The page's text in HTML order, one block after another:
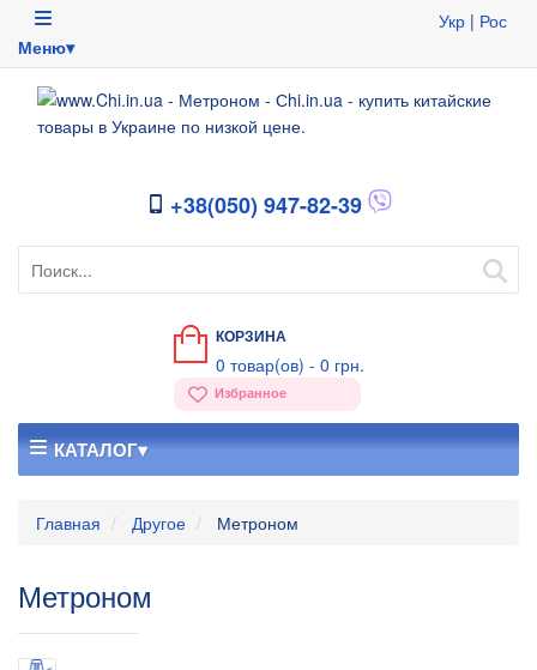
Меню▾
Укр | Рос
+38(050) 947-82-39
КОРЗИНА
0 товар(ов) - 0 грн.
Избранное
КАТАЛОГ▾
Главная Другое Метроном
Метроном